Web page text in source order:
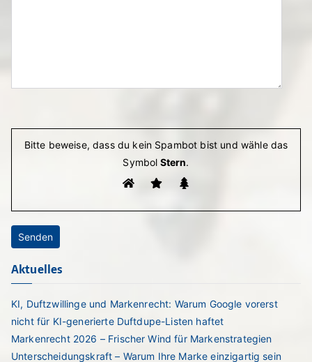
Bitte beweise, dass du kein Spambot bist und wähle das
Symbol Stern.
Aktuelles
KI, Duftzwillinge und Markenrecht: Warum Google vorerst
nicht für KI-generierte Duftdupe-Listen haftet
Markenrecht 2026 – Frischer Wind für Markenstrategien
Unterscheidungskraft – Warum Ihre Marke einzigartig sein